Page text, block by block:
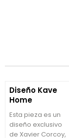
Diseño Kave
Home
Esta pieza es un
diseño exclusivo
de Xavier Corcoy,